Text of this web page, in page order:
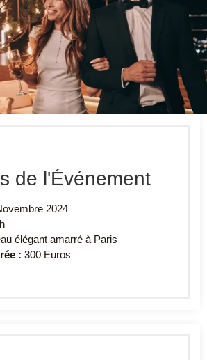
de l'Événement
2024
élégant amarré à Paris
: 300 Euros